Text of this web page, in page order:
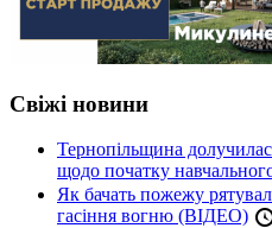
Свіжі новини
Тернопільщина
щодо початку
Як бачать пожежу
гасіння вогню (ВІДЕО)